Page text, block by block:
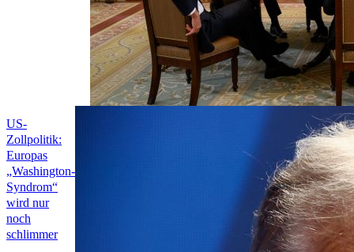
US-
Zollpolitik:
Europas
„Washington-
Syndrom“
wird nur
noch
schlimmer